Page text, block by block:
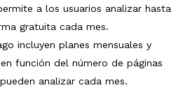
a los usuarios analizar hasta
gratuita cada mes.
incluyen planes mensuales y
función del número de páginas
analizar cada mes.